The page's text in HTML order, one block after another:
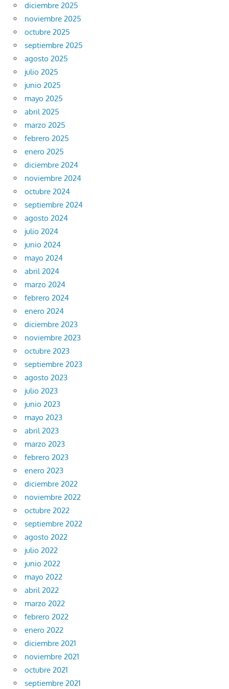
diciembre 2025
noviembre 2025
octubre 2025
septiembre 2025
agosto 2025
julio 2025
junio 2025
mayo 2025
abril 2025
marzo 2025
febrero 2025
enero 2025
diciembre 2024
noviembre 2024
octubre 2024
septiembre 2024
agosto 2024
julio 2024
junio 2024
mayo 2024
abril 2024
marzo 2024
febrero 2024
enero 2024
diciembre 2023
noviembre 2023
octubre 2023
septiembre 2023
agosto 2023
julio 2023
junio 2023
mayo 2023
abril 2023
marzo 2023
febrero 2023
enero 2023
diciembre 2022
noviembre 2022
octubre 2022
septiembre 2022
agosto 2022
julio 2022
junio 2022
mayo 2022
abril 2022
marzo 2022
febrero 2022
enero 2022
diciembre 2021
noviembre 2021
octubre 2021
septiembre 2021